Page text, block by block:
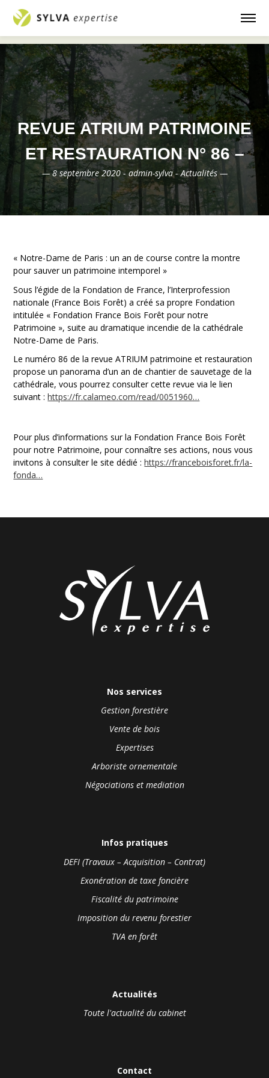
Accueil — Actualités
patrimoine et restauration n° 86 –
REVUE ATRIUM PATRIMOINE
ET RESTAURATION N° 86 –
— 8 septembre 2020 - admin-sylva - Actualités —
« Notre-Dame de Paris : un an de course contre la montre
pour sauver un patrimoine intemporel »
Sous l’égide de la Fondation de France, l’Interprofession
nationale (France Bois Forêt) a créé sa propre Fondation
intitulée « Fondation France Bois Forêt pour notre
Patrimoine », suite au dramatique incendie de la cathédrale
Notre-Dame de Paris.
Le numéro 86 de la revue ATRIUM patrimoine et restauration
propose un panorama d’un an de chantier de sauvetage de la
cathédrale, vous pourrez consulter cette revue via le lien
suivant :https://fr.calameo.com/read/0051960…
Pour plus d’informations sur la Fondation France Bois Forêt
pour notre Patrimoine, pour connaître ses actions, nous vous
invitons à consulter le site dédié :https://franceboisforet.fr/la-
fonda…
Nos services
Gestion forestière
Vente de bois
Expertises
Arboriste ornementale
Négociations et mediation
Infos pratiques
DEFI (Travaux – Acquisition – Contrat)
Exonération de taxe foncière
Fiscalité du patrimoine
Imposition du revenu forestier
TVA en forêt
Actualités
Toute l'actualité du cabinet
Contact